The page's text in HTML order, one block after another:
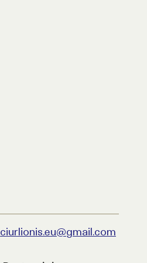
ciurlionis.eu@gmail.com